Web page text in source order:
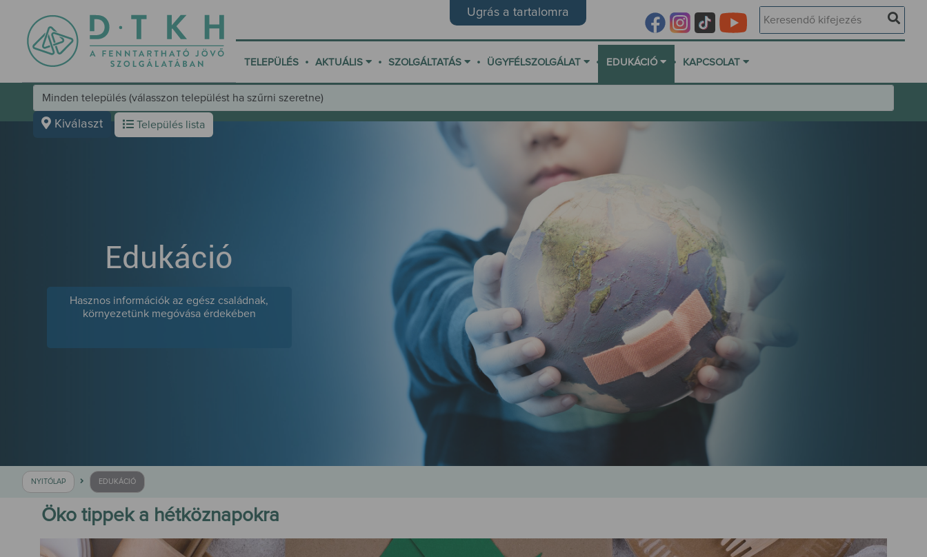
Ugrás a tartalomra
TELEPÜLÉS • AKTUÁLIS • SZOLGÁLTATÁS • ÜGYFÉLSZOLGÁLAT • EDUKÁCIÓ • KAPCSOLAT
Kiválaszt Település lista
Edukáció
Hasznos információk az egész családnak,
környezetünk megóvása érdekében
NYITÓLAP EDUKÁCIÓ
Öko tippek a hétköznapokra